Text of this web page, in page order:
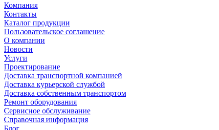
Компания
Контакты
Каталог продукции
Пользовательское соглашение
О компании
Новости
Услуги
Проектирование
Доставка транспортной компанией
Доставка курьерской службой
Доставка собственным транспортом
Ремонт оборудования
Сервисное обслуживание
Справочная информация
Блог